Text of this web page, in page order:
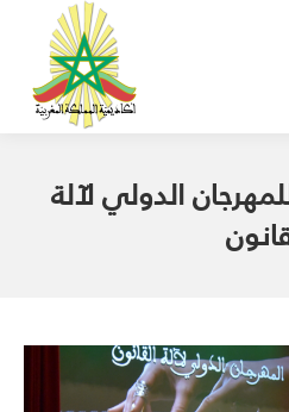
الدولي لآلة